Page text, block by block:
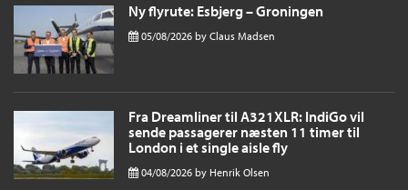
Ny flyrute: Esbjerg – Groningen
05/08/2026 by Claus Madsen
Fra Dreamliner til A321XLR: IndiGo vil
sende passagerer næsten 11 timer til
London i et single aisle fly
04/08/2026 by Henrik Olsen